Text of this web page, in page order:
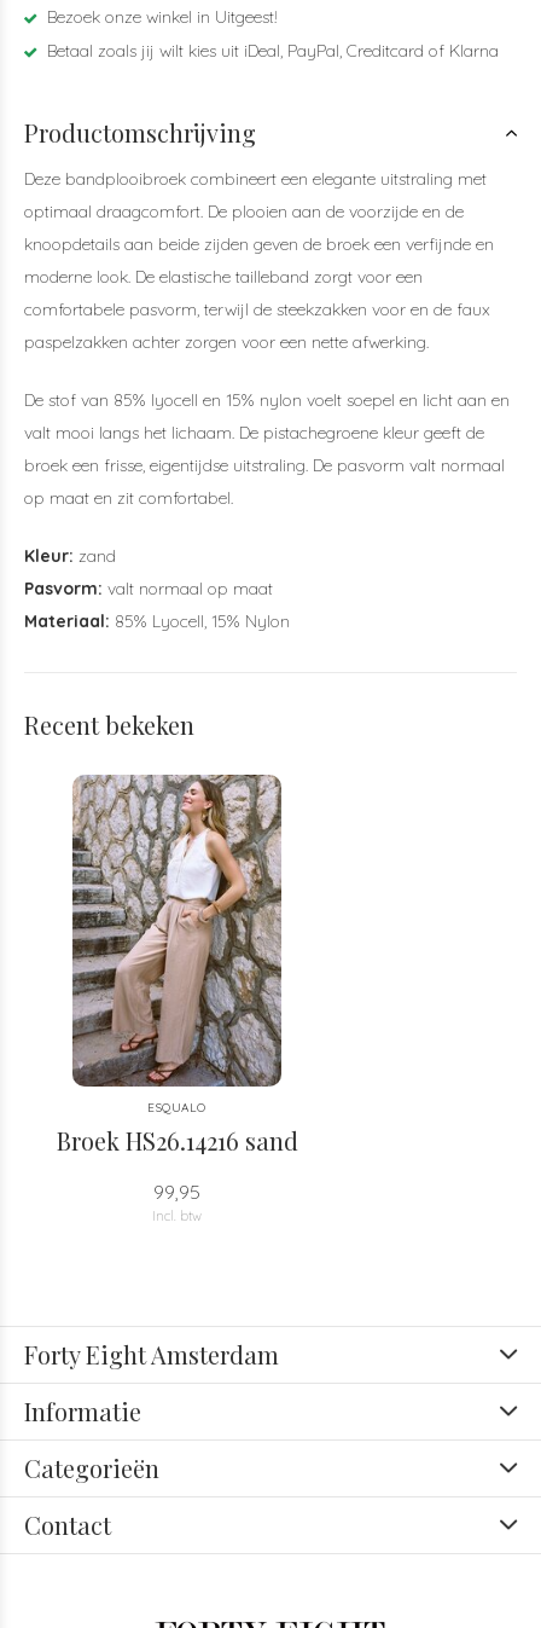
Bezoek onze winkel in Uitgeest!
Betaal zoals jij wilt kies uit iDeal, PayPal, Creditcard of Klarna
Productomschrijving
Deze bandplooibroek combineert een elegante uitstraling met
optimaal draagcomfort. De plooien aan de voorzijde en de
knoopdetails aan beide zijden geven de broek een verfijnde en
moderne look. De elastische tailleband zorgt voor een
comfortabele pasvorm, terwijl de steekzakken voor en de faux
paspelzakken achter zorgen voor een nette afwerking.
De stof van 85% lyocell en 15% nylon voelt soepel en licht aan en
valt mooi langs het lichaam. De pistachegroene kleur geeft de
broek een frisse, eigentijdse uitstraling. De pasvorm valt normaal
op maat en zit comfortabel.
Kleur: zand
Pasvorm: valt normaal op maat
Materiaal: 85% Lyocell, 15% Nylon
Recent bekeken
ESQUALO
Broek HS26.14216 sand
99,95
Incl. btw
Forty Eight Amsterdam
Informatie
Categorieën
Contact